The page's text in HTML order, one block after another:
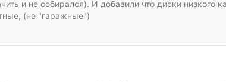
и не собирался). И добавили что диски
(не "гаражные")